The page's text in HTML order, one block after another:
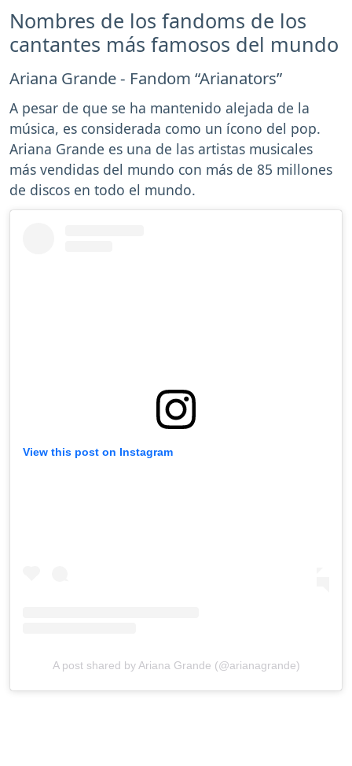
Nombres de los fandoms de los
cantantes más famosos del mundo
Ariana Grande - Fandom “Arianators”
A pesar de que se ha mantenido alejada de la
música, es considerada como un ícono del pop.
Ariana Grande es una de las artistas musicales
más vendidas del mundo con más de 85 millones
de discos en todo el mundo.
View this post on Instagram
A post shared by Ariana Grande (@arianagrande)